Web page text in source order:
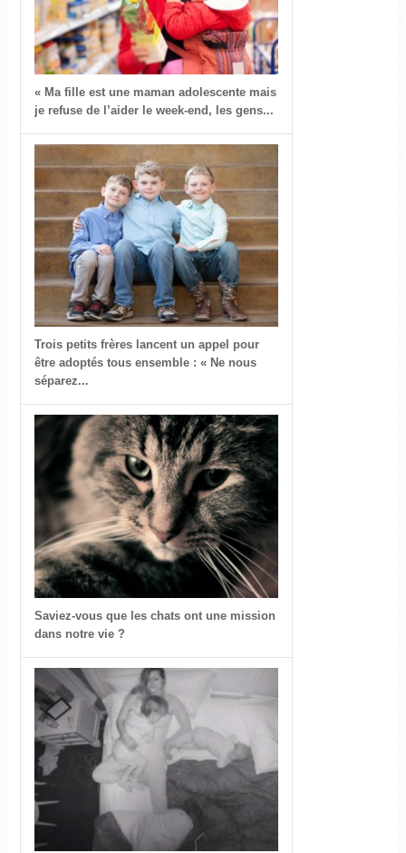
« Ma fille est une maman adolescente mais
je refuse de l’aider le week-end, les gens...
Trois petits frères lancent un appel pour
être adoptés tous ensemble : « Ne nous
séparez...
Saviez-vous que les chats ont une mission
dans notre vie ?